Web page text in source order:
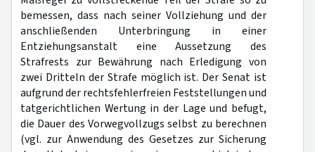
bemessen, dass nach seiner Vollziehung und der
anschließenden Unterbringung in einer
Entziehungsanstalt eine Aussetzung des
Strafrests zur Bewährung nach Erledigung von
zwei Dritteln der Strafe möglich ist. Der Senat ist
aufgrund der rechtsfehlerfreien Feststellungen und
tatgerichtlichen Wertung in der Lage und befugt,
die Dauer des Vorwegvollzugs selbst zu berechnen
(vgl. zur Anwendung des Gesetzes zur Sicherung